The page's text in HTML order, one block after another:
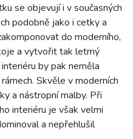
se objevují i v současných
podobně jako i cetky a
do moderního,
a vytvořit tak letmý
by pak neměla
Skvěle v moderních
a nástropní malby. Při
interiéru je však velmi
a nepřehlušil